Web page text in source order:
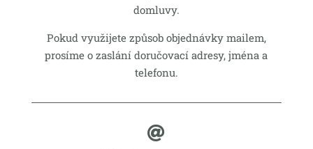
domluvy.
Pokud využijete způsob objednávky mailem,
prosíme o zaslání doručovací adresy, jména a
telefonu.
